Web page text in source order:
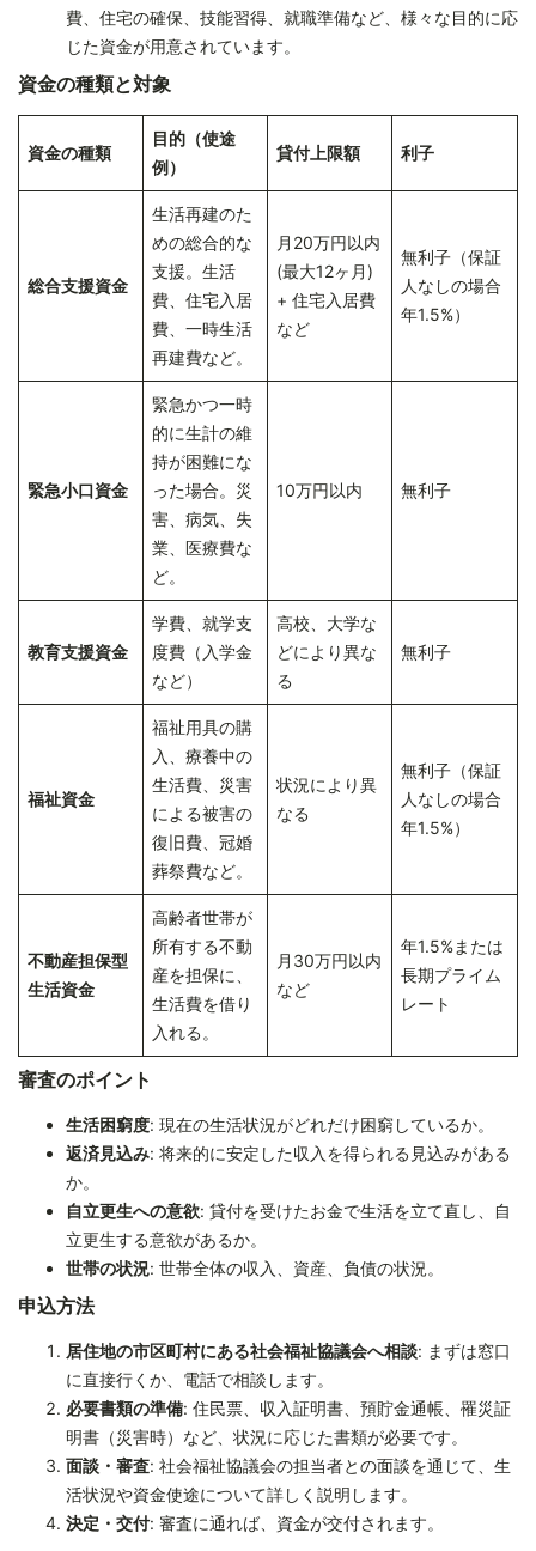
費、住宅の確保、技能習得、就職準備など、様々な目的に応
じた資金が用意されています。
資金の種類と対象
資金の種類
目的（使途
例）
貸付上限額 利子
総合支援資金
生活再建のた
めの総合的な
支援。生活
費、住宅入居
費、一時生活
再建費など。
月20万円以内
(最大12ヶ月)
+ 住宅入居費
など
無利子（保証
人なしの場合
年1.5%）
緊急小口資金
緊急かつ一時
的に生計の維
持が困難にな
った場合。災
害、病気、失
業、医療費な
ど。
10万円以内 無利子
教育支援資金
学費、就学支
度費（入学金
など）
高校、大学な
どにより異な
る
無利子
福祉資金
福祉用具の購
入、療養中の
生活費、災害
による被害の
復旧費、冠婚
葬祭費など。
状況により異
なる
無利子（保証
人なしの場合
年1.5%）
不動産担保型
生活資金
高齢者世帯が
所有する不動
産を担保に、
生活費を借り
入れる。
月30万円以内
など
年1.5%または
長期プライム
レート
審査のポイント
生活困窮度: 現在の生活状況がどれだけ困窮しているか。
返済見込み: 将来的に安定した収入を得られる見込みがある
か。
自立更生への意欲: 貸付を受けたお金で生活を立て直し、自
立更生する意欲があるか。
世帯の状況: 世帯全体の収入、資産、負債の状況。
申込方法
居住地の市区町村にある社会福祉協議会へ相談: まずは窓口
に直接行くか、電話で相談します。
必要書類の準備: 住民票、収入証明書、預貯金通帳、罹災証
明書（災害時）など、状況に応じた書類が必要です。
面談・審査: 社会福祉協議会の担当者との面談を通じて、生
活状況や資金使途について詳しく説明します。
決定・交付: 審査に通れば、資金が交付されます。